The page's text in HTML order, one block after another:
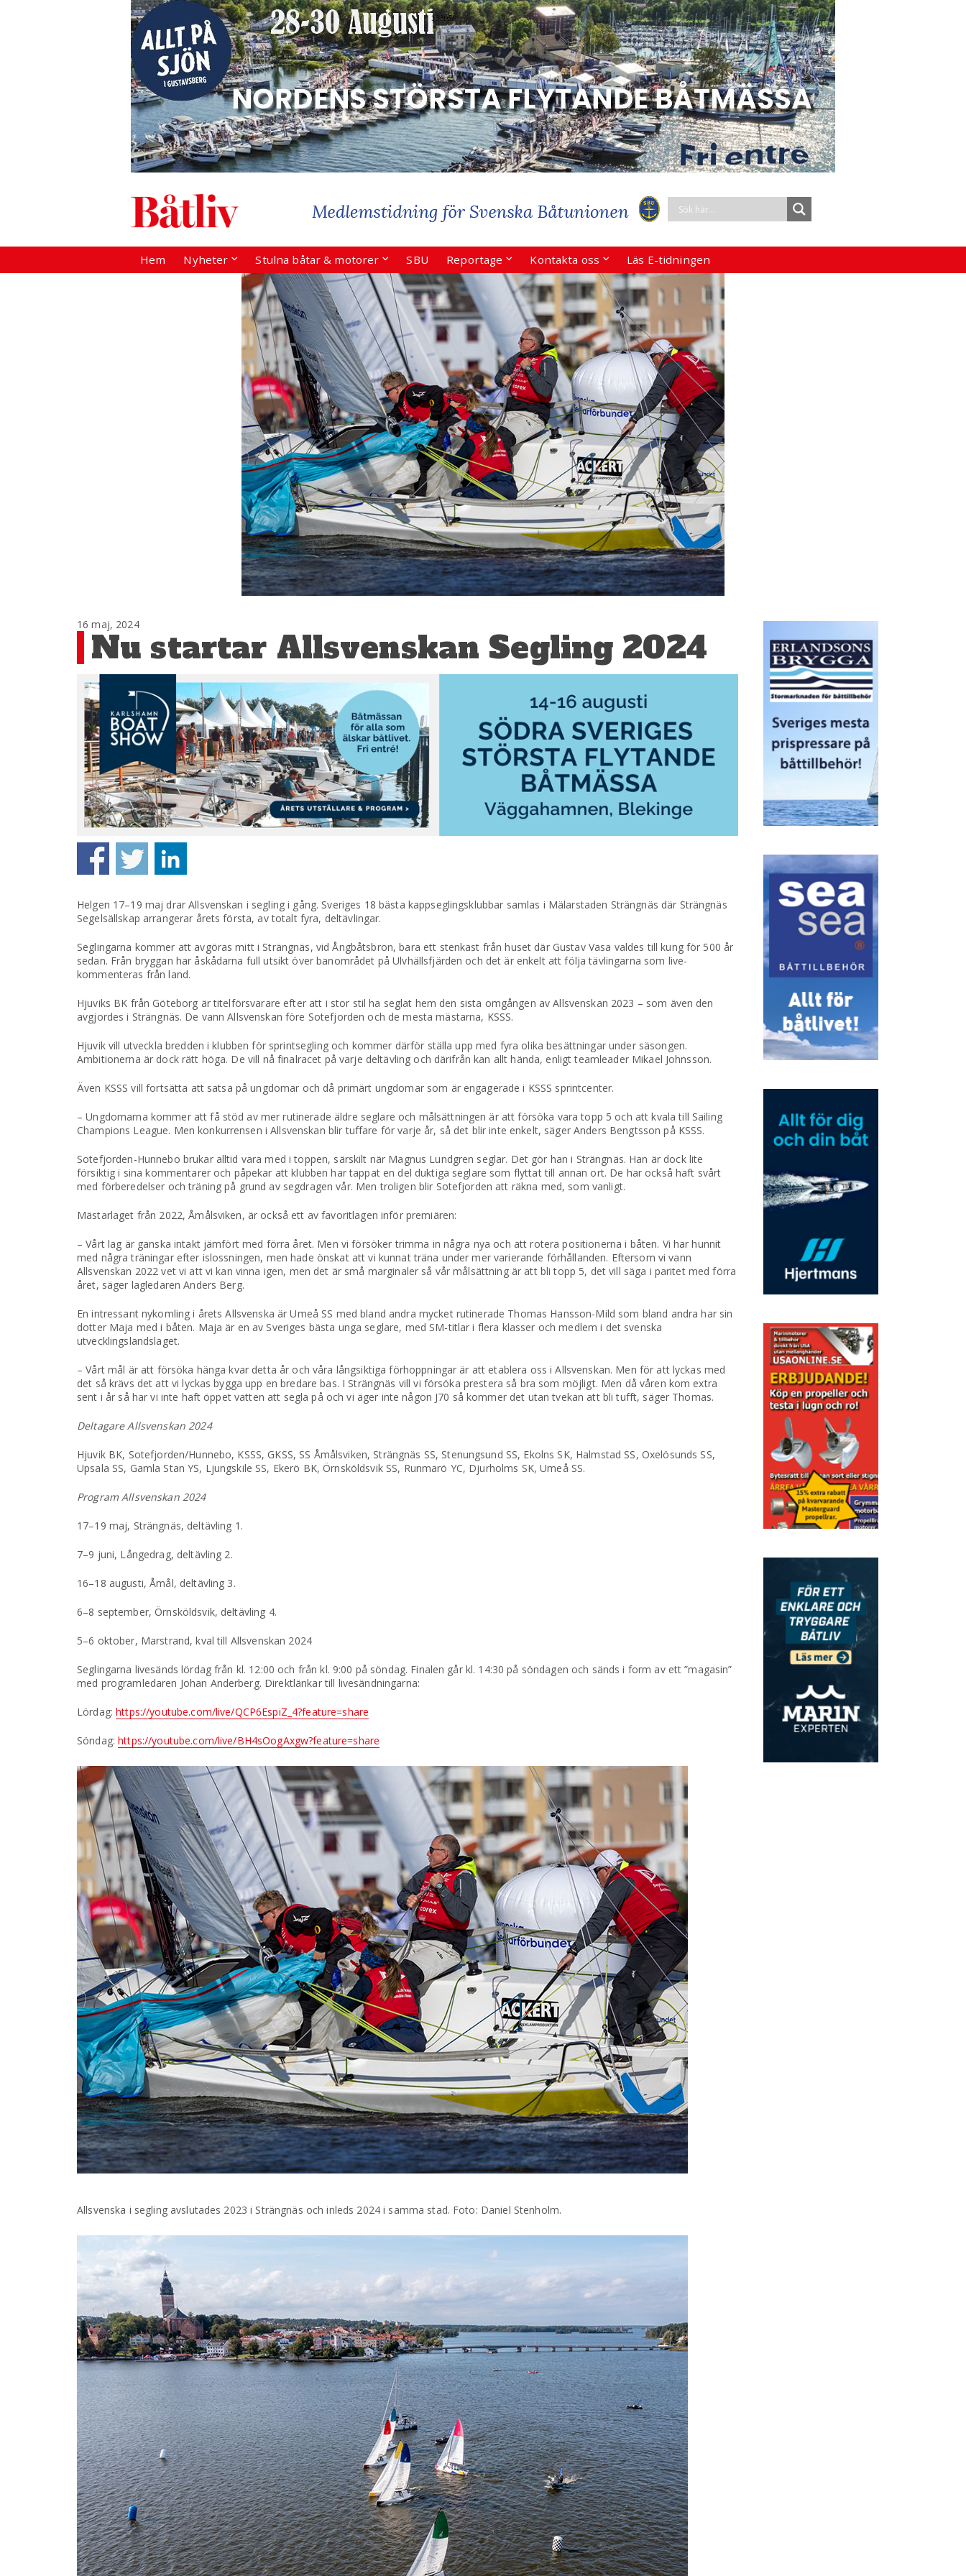
Hem Nyheter Stulna båtar & motorer SBU Reportage Kontakta oss Läs E-tidningen
16 maj, 2024
Nu startar Allsvenskan Segling 2024
Helgen 17–19 maj drar Allsvenskan i segling i gång. Sveriges 18 bästa kappseglingsklubbar samlas i Mälarstaden Strängnäs där Strängnäs
Segelsällskap arrangerar årets första, av totalt fyra, deltävlingar.
Seglingarna kommer att avgöras mitt i Strängnäs, vid Ångbåtsbron, bara ett stenkast från huset där Gustav Vasa valdes till kung för 500 år
sedan. Från bryggan har åskådarna full utsikt över banområdet på Ulvhällsfjärden och det är enkelt att följa tävlingarna som live-
kommenteras från land.
Hjuviks BK från Göteborg är titelförsvarare efter att i stor stil ha seglat hem den sista omgången av Allsvenskan 2023 – som även den
avgjordes i Strängnäs. De vann Allsvenskan före Sotefjorden och de mesta mästarna, KSSS.
Hjuvik vill utveckla bredden i klubben för sprintsegling och kommer därför ställa upp med fyra olika besättningar under säsongen.
Ambitionerna är dock rätt höga. De vill nå finalracet på varje deltävling och därifrån kan allt hända, enligt teamleader Mikael Johnsson.
Även KSSS vill fortsätta att satsa på ungdomar och då primärt ungdomar som är engagerade i KSSS sprintcenter.
– Ungdomarna kommer att få stöd av mer rutinerade äldre seglare och målsättningen är att försöka vara topp 5 och att kvala till Sailing
Champions League. Men konkurrensen i Allsvenskan blir tuffare för varje år, så det blir inte enkelt, säger Anders Bengtsson på KSSS.
Sotefjorden-Hunnebo brukar alltid vara med i toppen, särskilt när Magnus Lundgren seglar. Det gör han i Strängnäs. Han är dock lite
försiktig i sina kommentarer och påpekar att klubben har tappat en del duktiga seglare som flyttat till annan ort. De har också haft svårt
med förberedelser och träning på grund av segdragen vår. Men troligen blir Sotefjorden att räkna med, som vanligt.
Mästarlaget från 2022, Åmålsviken, är också ett av favoritlagen inför premiären:
– Vårt lag är ganska intakt jämfört med förra året. Men vi försöker trimma in några nya och att rotera positionerna i båten. Vi har hunnit
med några träningar efter islossningen, men hade önskat att vi kunnat träna under mer varierande förhållanden. Eftersom vi vann
Allsvenskan 2022 vet vi att vi kan vinna igen, men det är små marginaler så vår målsättning är att bli topp 5, det vill säga i paritet med förra
året, säger lagledaren Anders Berg.
En intressant nykomling i årets Allsvenska är Umeå SS med bland andra mycket rutinerade Thomas Hansson-Mild som bland andra har sin
dotter Maja med i båten. Maja är en av Sveriges bästa unga seglare, med SM-titlar i flera klasser och medlem i det svenska
utvecklingslandslaget.
– Vårt mål är att försöka hänga kvar detta år och våra långsiktiga förhoppningar är att etablera oss i Allsvenskan. Men för att lyckas med
det så krävs det att vi lyckas bygga upp en bredare bas. I Strängnäs vill vi försöka prestera så bra som möjligt. Men då våren kom extra
sent i år så har vi inte haft öppet vatten att segla på och vi äger inte någon J70 så kommer det utan tvekan att bli tufft, säger Thomas.
Deltagare Allsvenskan 2024
Hjuvik BK, Sotefjorden/Hunnebo, KSSS, GKSS, SS Åmålsviken, Strängnäs SS, Stenungsund SS, Ekolns SK, Halmstad SS, Oxelösunds SS,
Upsala SS, Gamla Stan YS, Ljungskile SS, Ekerö BK, Örnsköldsvik SS, Runmarö YC, Djurholms SK, Umeå SS.
Program Allsvenskan 2024
17–19 maj, Strängnäs, deltävling 1.
7–9 juni, Långedrag, deltävling 2.
16–18 augusti, Åmål, deltävling 3.
6–8 september, Örnsköldsvik, deltävling 4.
5–6 oktober, Marstrand, kval till Allsvenskan 2024
Seglingarna livesänds lördag från kl. 12:00 och från kl. 9:00 på söndag. Finalen går kl. 14:30 på söndagen och sänds i form av ett ”magasin”
med programledaren Johan Anderberg. Direktlänkar till livesändningarna:
Lördag:https://youtube.com/live/QCP6EspiZ_4?feature=share
Söndag:https://youtube.com/live/BH4sOogAxgw?feature=share
Allsvenska i segling avslutades 2023 i Strängnäs och inleds 2024 i samma stad. Foto: Daniel Stenholm.